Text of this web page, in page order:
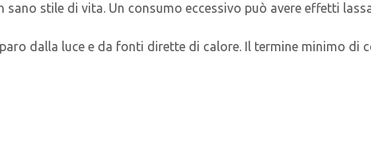
stile di vita. Un consumo eccessivo può avere effetti
dalla luce e da fonti dirette di calore. Il termine minimo di